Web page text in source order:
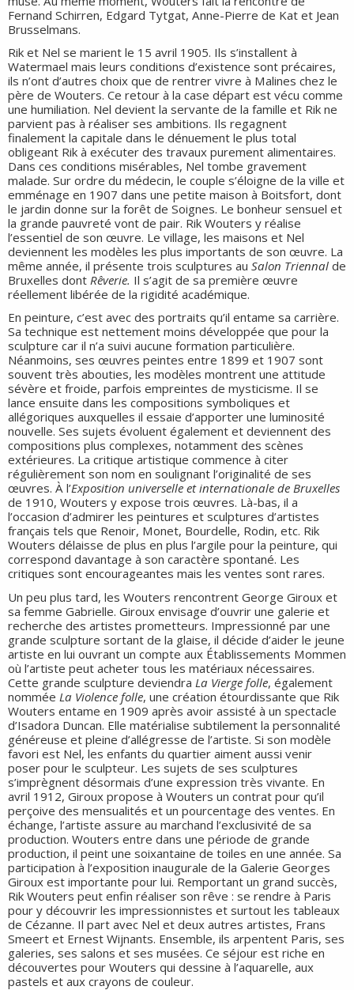
Fernand Schirren, Edgard Tytgat, Anne-Pierre de Kat et Jean
Brusselmans.
Rik et Nel se marient le 15 avril 1905. Ils s’installent à
Watermael mais leurs conditions d’existence sont précaires,
ils n’ont d’autres choix que de rentrer vivre à Malines chez le
père de Wouters. Ce retour à la case départ est vécu comme
une humiliation. Nel devient la servante de la famille et Rik ne
parvient pas à réaliser ses ambitions. Ils regagnent
finalement la capitale dans le dénuement le plus total
obligeant Rik à exécuter des travaux purement alimentaires.
Dans ces conditions misérables, Nel tombe gravement
malade. Sur ordre du médecin, le couple s’éloigne de la ville et
emménage en 1907 dans une petite maison à Boitsfort, dont
le jardin donne sur la forêt de Soignes. Le bonheur sensuel et
la grande pauvreté vont de pair. Rik Wouters y réalise
l’essentiel de son œuvre. Le village, les maisons et Nel
deviennent les modèles les plus importants de son œuvre. La
même année, il présente trois sculptures au Salon Triennal de
Bruxelles dont Rêverie. Il s’agit de sa première œuvre
réellement libérée de la rigidité académique.
En peinture, c’est avec des portraits qu’il entame sa carrière.
Sa technique est nettement moins développée que pour la
sculpture car il n’a suivi aucune formation particulière.
Néanmoins, ses œuvres peintes entre 1899 et 1907 sont
souvent très abouties, les modèles montrent une attitude
sévère et froide, parfois empreintes de mysticisme. Il se
lance ensuite dans les compositions symboliques et
allégoriques auxquelles il essaie d’apporter une luminosité
nouvelle. Ses sujets évoluent également et deviennent des
compositions plus complexes, notamment des scènes
extérieures. La critique artistique commence à citer
régulièrement son nom en soulignant l’originalité de ses
œuvres. À l’Exposition universelle et internationale de Bruxelles
de 1910, Wouters y expose trois œuvres. Là-bas, il a
l’occasion d’admirer les peintures et sculptures d’artistes
français tels que Renoir, Monet, Bourdelle, Rodin, etc. Rik
Wouters délaisse de plus en plus l’argile pour la peinture, qui
correspond davantage à son caractère spontané. Les
critiques sont encourageantes mais les ventes sont rares.
Un peu plus tard, les Wouters rencontrent George Giroux et
sa femme Gabrielle. Giroux envisage d’ouvrir une galerie et
recherche des artistes prometteurs. Impressionné par une
grande sculpture sortant de la glaise, il décide d’aider le jeune
artiste en lui ouvrant un compte aux Établissements Mommen
où l’artiste peut acheter tous les matériaux nécessaires.
Cette grande sculpture deviendra La Vierge folle, également
nommée La Violence folle, une création étourdissante que Rik
Wouters entame en 1909 après avoir assisté à un spectacle
d’Isadora Duncan. Elle matérialise subtilement la personnalité
généreuse et pleine d’allégresse de l’artiste. Si son modèle
favori est Nel, les enfants du quartier aiment aussi venir
poser pour le sculpteur. Les sujets de ses sculptures
s’imprègnent désormais d’une expression très vivante. En
avril 1912, Giroux propose à Wouters un contrat pour qu’il
perçoive des mensualités et un pourcentage des ventes. En
échange, l’artiste assure au marchand l’exclusivité de sa
production. Wouters entre dans une période de grande
production, il peint une soixantaine de toiles en une année. Sa
participation à l’exposition inaugurale de la Galerie Georges
Giroux est importante pour lui. Remportant un grand succès,
Rik Wouters peut enfin réaliser son rêve : se rendre à Paris
pour y découvrir les impressionnistes et surtout les tableaux
de Cézanne. Il part avec Nel et deux autres artistes, Frans
Smeert et Ernest Wijnants. Ensemble, ils arpentent Paris, ses
galeries, ses salons et ses musées. Ce séjour est riche en
découvertes pour Wouters qui dessine à l’aquarelle, aux
pastels et aux crayons de couleur.